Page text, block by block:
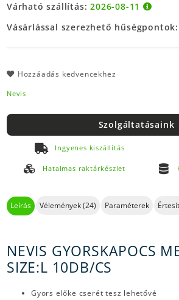
Várható szállítás:2026-08-11
Vásárlással szerezhető hűségpontok:
Hozzáadás kedvencekhez
Nevis
Szolgáltatásaink
Ingyenes kiszállítás
Hatalmas raktárkészlet
Leírás Vélemények (24) Paraméterek
NEVIS GYORSKAPOCS
SIZE:L 10DB/CS
Gyors előke cserét tesz lehetővé